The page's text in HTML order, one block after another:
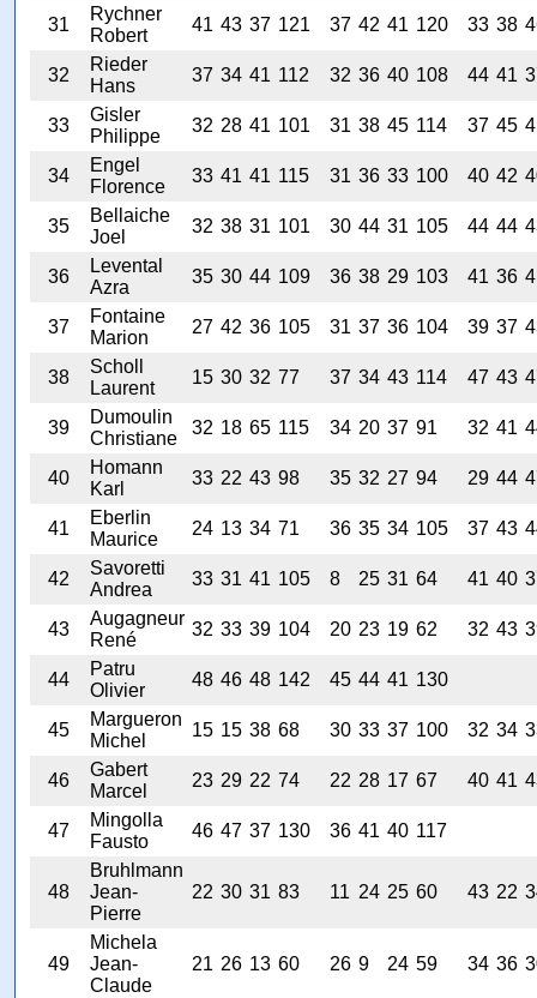
31
Rychner
Robert
41 43 37 121 37 42 41 120 33 38
32
Rieder
Hans
37 34 41 112 32 36 40 108 44 41
33
Gisler
Philippe
32 28 41 101 31 38 45 114 37 45
34
Engel
Florence
33 41 41 115 31 36 33 100 40 42
35
Bellaiche
Joel
32 38 31 101 30 44 31 105 44 44
36
Levental
Azra
35 30 44 109 36 38 29 103 41 36
37
Fontaine
Marion
27 42 36 105 31 37 36 104 39 37
38
Scholl
Laurent
15 30 32 77 37 34 43 114 47 43
39
Dumoulin
Christiane
32 18 65 115 34 20 37 91 32 41
40
Homann
Karl
33 22 43 98 35 32 27 94 29 44
41
Eberlin
Maurice
24 13 34 71 36 35 34 105 37 43
42
Savoretti
Andrea
33 31 41 105 8 25 31 64 41 40
43
Augagneur
René
32 33 39 104 20 23 19 62 32 43
44
Patru
Olivier
48 46 48 142 45 44 41 130
45
Margueron
Michel
15 15 38 68 30 33 37 100 32 34
46
Gabert
Marcel
23 29 22 74 22 28 17 67 40 41
47
Mingolla
Fausto
46 47 37 130 36 41 40 117
48
Bruhlmann
Jean-
Pierre
22 30 31 83 11 24 25 60 43 22
49
Michela
Jean-
Claude
21 26 13 60 26 9 24 59 34 36